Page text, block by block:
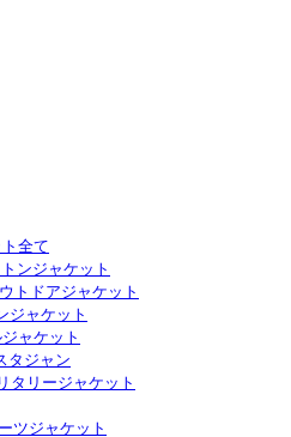
全て
ンジャケット
トドアジャケット
ジャケット
ャケット
タジャン
タリージャケット
ツジャケット